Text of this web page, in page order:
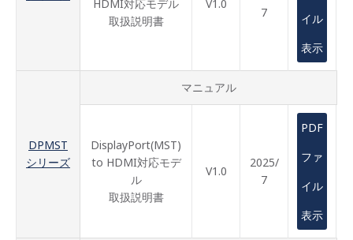
HDMI対応モデル
取扱説明書
V1.0
7
イル
表示
DPMST
シリーズ
マニュアル
DisplayPort(MST)
to HDMI対応モデ
ル
取扱説明書
V1.0
2025/
7
PDF
ファ
イル
表示